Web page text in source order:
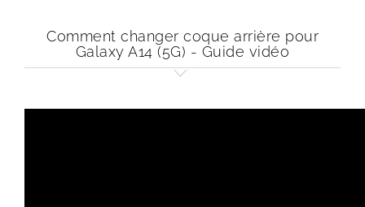
Comment changer coque arrière pour
Galaxy A14 (5G) - Guide vidéo